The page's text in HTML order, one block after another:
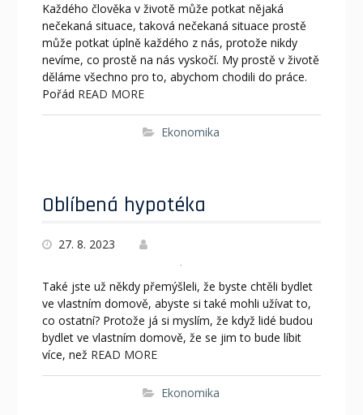
Každého člověka v životě může potkat nějaká
nečekaná situace, taková nečekaná situace prostě
může potkat úplně každého z nás, protože nikdy
nevíme, co prostě na nás vyskočí. My prostě v životě
děláme všechno pro to, abychom chodili do práce.
Pořád READ MORE
Ekonomika
Oblíbená hypotéka
27. 8. 2023
Také jste už někdy přemýšleli, že byste chtěli bydlet
ve vlastním domově, abyste si také mohli užívat to,
co ostatní? Protože já si myslím, že když lidé budou
bydlet ve vlastním domově, že se jim to bude líbit
více, než READ MORE
Ekonomika